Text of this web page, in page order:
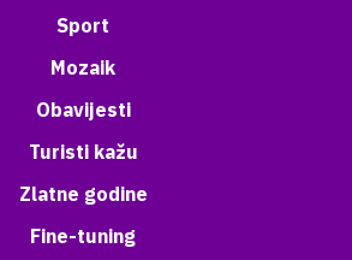
Sport
Mozaik
Obavijesti
Turisti kažu
Zlatne godine
Fine-tuning